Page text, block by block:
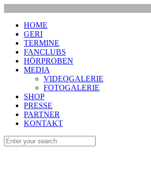
HOME
GERI
TERMINE
FANCLUBS
HÖRPROBEN
MEDIA
VIDEOGALERIE
FOTOGALERIE
SHOP
PRESSE
PARTNER
KONTAKT